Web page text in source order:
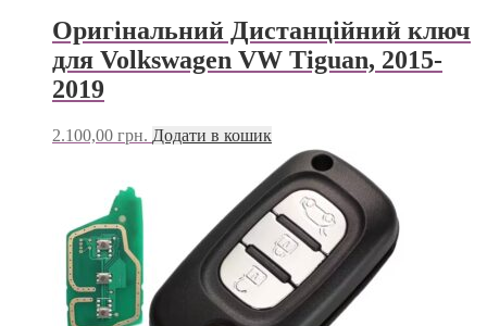
Оригінальний Дистанційний ключ
для Volkswagen VW Tiguan, 2015-
2019
2.100,00 грн. Додати в кошик